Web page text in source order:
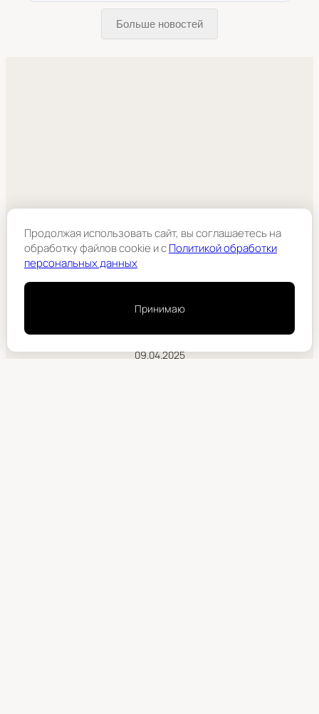
Больше новостей
Федеральной службой по надзору в сфере связи,
09.04.2025
Продолжая использовать сайт, вы соглашаетесь на
обработку файлов cookie и cПолитикой обработки
персональных данных
Принимаю